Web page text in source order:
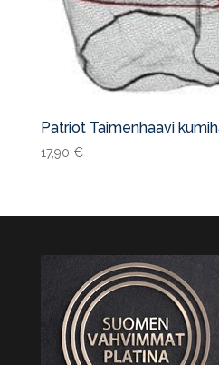
Patriot Taimenhaavi
17,90 €